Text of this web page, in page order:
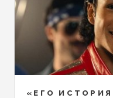
«ЕГО